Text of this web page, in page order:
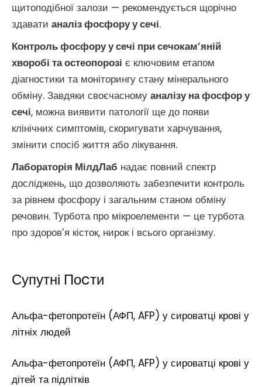
щитоподібної залози — рекомендується щорічно
здавати аналіз фосфору у сечі.
Контроль фосфору у сечі при сечокам’яній
хворобі та остеопорозі є ключовим етапом
діагностики та моніторингу стану мінерального
обміну. Завдяки своєчасному аналізу на фосфор у
сечі, можна виявити патології ще до появи
клінічних симптомів, скоригувати харчування,
змінити спосіб життя або лікування.
Лабораторія МілдЛаб надає повний спектр
досліджень, що дозволяють забезпечити контроль
за рівнем фосфору і загальним станом обміну
речовин. Турбота про мікроелементи — це турбота
про здоров’я кісток, нирок і всього організму.
Супутні Поcти
Альфа-фетопротеїн (АФП, AFP) у сироватці крові у
літніх людей
Альфа-фетопротеїн (АФП, AFP) у сироватці крові у
дітей та підлітків